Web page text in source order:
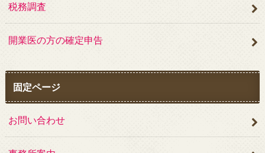
税務調査
開業医の方の確定申告
固定ページ
お問い合わせ